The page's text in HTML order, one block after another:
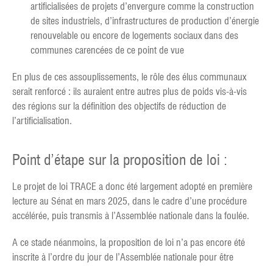
artificialisées de projets d’envergure comme la construction
de sites industriels, d’infrastructures de production d’énergie
renouvelable ou encore de logements sociaux dans des
communes carencées de ce point de vue
En plus de ces assouplissements, le rôle des élus communaux
serait renforcé : ils auraient entre autres plus de poids vis-à-vis
des régions sur la définition des objectifs de réduction de
l’artificialisation.
Point d’étape sur la proposition de loi :
Le projet de loi TRACE a donc été largement adopté en première
lecture au Sénat en mars 2025, dans le cadre d’une procédure
accélérée, puis transmis à l’Assemblée nationale dans la foulée.
A ce stade néanmoins, la proposition de loi n’a pas encore été
inscrite à l’ordre du jour de l’Assemblée nationale pour être